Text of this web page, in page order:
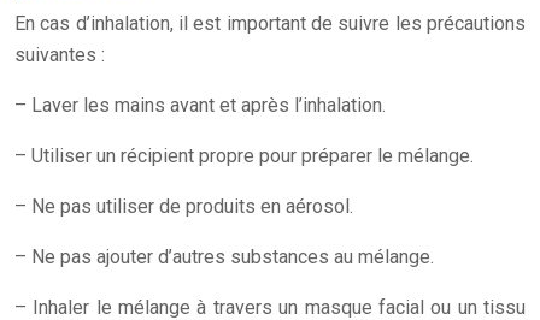
En cas d’inhalation, il est important de suivre les précautions
suivantes :
– Laver les mains avant et après l’inhalation.
– Utiliser un récipient propre pour préparer le mélange.
– Ne pas utiliser de produits en aérosol.
– Ne pas ajouter d’autres substances au mélange.
– Inhaler le mélange à travers un masque facial ou un tissu